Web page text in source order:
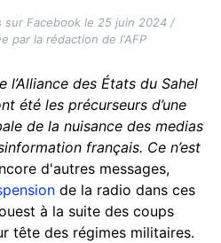
sur Facebook le 25 juin 2024 /
par la rédaction de l'AFP
l’Alliance des États du Sahel
été les précurseurs d’une
de la nuisance des medias
français. Ce n’est
d'autres messages,
de la radio dans ces
à la suite des coups
tête des régimes militaires.